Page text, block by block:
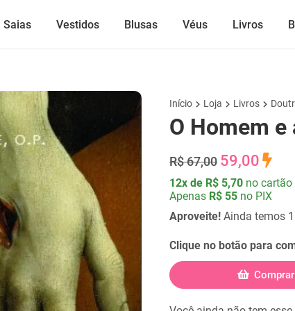
Saias Vestidos Blusas Véus Livros
Início Loja Livros
O Homem e
R$ 67,00 59,00
12x de R$ 5,70 no cartão
Apenas R$ 55 no PIX
Aproveite! Ainda temos
Clique no botão para